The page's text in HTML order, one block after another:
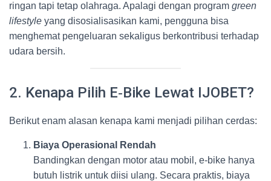
ringan tapi tetap olahraga. Apalagi dengan program green
lifestyle yang disosialisasikan kami, pengguna bisa
menghemat pengeluaran sekaligus berkontribusi terhadap
udara bersih.
2. Kenapa Pilih E‑Bike Lewat IJOBET?
Berikut enam alasan kenapa kami menjadi pilihan cerdas:
Biaya Operasional Rendah
Bandingkan dengan motor atau mobil, e‑bike hanya
butuh listrik untuk diisi ulang. Secara praktis, biaya